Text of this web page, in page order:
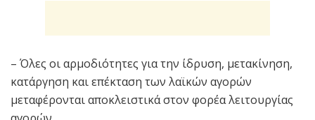
– Όλες οι αρμοδιότητες για την ίδρυση, μετακίνηση,
κατάργηση και επέκταση των λαϊκών αγορών
μεταφέρονται αποκλειστικά στον φορέα λειτουργίας